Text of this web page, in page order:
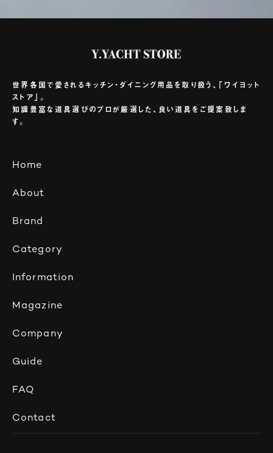
世界各国で愛されるキッチン・ダイニング用品を取り扱う、「ワイヨット
ストア」。
知識豊富な道具選びのプロが厳選した、良い道具をご提案致しま
す。
Home
Brand
Information
Company
FAQ
About
Category
Magazine
Guide
Contact